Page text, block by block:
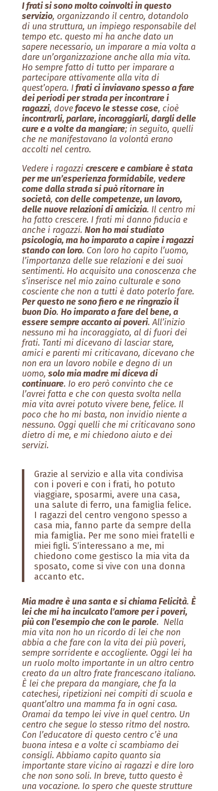
I frati si sono molto coinvolti in questo
servizio, organizzando il centro, dotandolo
di una struttura, un impiego responsabile del
tempo etc. questo mi ha anche dato un
sapere necessario, un imparare a mia volta a
dare un’organizzazione anche alla mia vita.
Ho sempre fatto di tutto per imparare a
partecipare attivamente alla vita di
quest’opera. Ifrati ci inviavano spesso a fare
dei periodi per strada per incontrare i
ragazzi, dovefacevo le stesse cose, cioè
incontrarli, parlare, incoraggiarli, dargli delle
cure e a volte da mangiare; in seguito, quelli
che ne manifestavano la volontà erano
accolti nel centro.
Vedere i ragazzi crescere e cambiare è stata
per me un’esperienza formidabile, vedere
come dalla strada si può ritornare in
società, con delle competenze, un lavoro,
delle nuove relazioni di amicizia. Il centro mi
ha fatto crescere. I frati mi danno fiducia e
anche i ragazzi. Non ho mai studiato
psicologia, ma ho imparato a capire i ragazzi
stando con loro. Con loro ho capito l’uomo,
l’importanza delle sue relazioni e dei suoi
sentimenti. Ho acquisito una conoscenza che
s’inserisce nel mio zaino culturale e sono
cosciente che non a tutti è dato poterlo fare.
Per questo ne sono fiero e ne ringrazio il
buon Dio. Ho imparato a fare del bene, a
essere sempre accanto ai poveri. All’inizio
nessuno mi ha incoraggiato, al di fuori dei
frati. Tanti mi dicevano di lasciar stare,
amici e parenti mi criticavano, dicevano che
non era un lavoro nobile e degno di un
uomo, solo mia madre mi diceva di
continuare. Io ero però convinto che ce
l’avrei fatta e che con questa svolta nella
mia vita avrei potuto vivere bene, felice. Il
poco che ho mi basta, non invidio niente a
nessuno. Oggi quelli che mi criticavano sono
dietro di me, e mi chiedono aiuto e dei
servizi.
Grazie al servizio e alla vita condivisa
con i poveri e con i frati, ho potuto
viaggiare, sposarmi, avere una casa,
una salute di ferro, una famiglia felice.
I ragazzi del centro vengono spesso a
casa mia, fanno parte da sempre della
mia famiglia. Per me sono miei fratelli e
miei figli. S’interessano a me, mi
chiedono come gestisco la mia vita da
sposato, come si vive con una donna
accanto etc.
Mia madre è una santa e si chiama Felicità. È
lei che mi ha inculcato l’amore per i poveri,
più con l’esempio che con le parole. Nella
mia vita non ho un ricordo di lei che non
abbia a che fare con la vita dei più poveri,
sempre sorridente e accogliente. Oggi lei ha
un ruolo molto importante in un altro centro
creato da un altro frate francescano italiano.
È lei che prepara da mangiare, che fa la
catechesi, ripetizioni nei compiti di scuola e
quant’altro una mamma fa in ogni casa.
Oramai da tempo lei vive in quel centro. Un
centro che segue lo stesso ritmo del nostro.
Con l’educatore di questo centro c’è una
buona intesa e a volte ci scambiamo dei
consigli. Abbiamo capito quanto sia
importante stare vicino ai ragazzi e dire loro
che non sono soli. In breve, tutto questo è
una vocazione. Io spero che queste strutture